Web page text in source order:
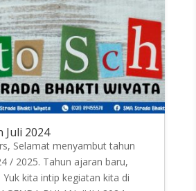
Juli 2024
Selamat menyambut tahun
/ 2025. Tahun ajaran baru,
kita intip kegiatan kita di